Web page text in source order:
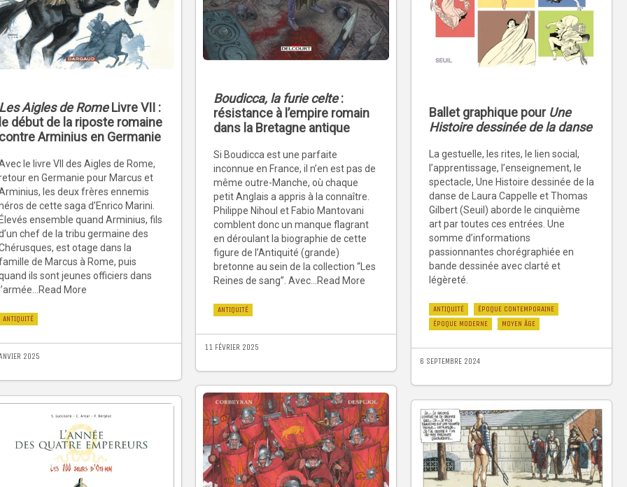
Boudicca, la furie celte:
résistance à l’empire romain
dans la Bretagne antique
Si Boudicca est une parfaite
inconnue en France, il n’en est pas de
même outre-Manche, où chaque
petit Anglais a appris à la connaître.
Philippe Nihoul et Fabio Mantovani
comblent donc un manque flagrant
en déroulant la biographie de cette
figure de l’Antiquité (grande)
bretonne au sein de la collection “Les
Reines de sang”. Avec...Read More
ANTIQUITÉ
11 FÉVRIER 2025
Aigles de RomeLivre VII :
début de la riposte romaine
Arminius en Germanie
le livre VII des Aigles de Rome,
en Germanie pour Marcus et
les deux frères ennemis
de cette saga d’Enrico Marini.
ensemble quand Arminius, fils
chef de la tribu germaine des
est otage dans la
de Marcus à Rome, puis
ils sont jeunes officiers dans
More
ANTIQUITÉ
2025
Ballet graphique pour Une
Histoire dessinée de la danse
La gestuelle, les rites, le lien social,
l’apprentissage, l’enseignement, le
spectacle, Une Histoire dessinée de la
danse de Laura Cappelle et Thomas
Gilbert (Seuil) aborde le cinquième
art par toutes ces entrées. Une
somme d’informations
passionnantes chorégraphiée en
bande dessinée avec clarté et
légèreté.
ANTIQUITÉ
ÉPOQUE CONTEMPORAINE
ÉPOQUE MODERNE
MOYEN ÂGE
6 SEPTEMBRE 2024